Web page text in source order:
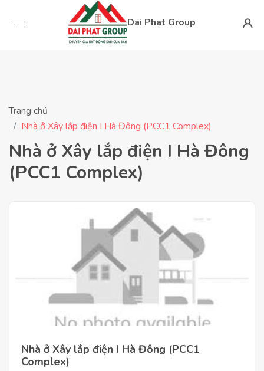
Dai Phat Group
Trang chủ
Nhà ở Xây lắp điện I Hà Đông (PCC1 Complex)
Nhà ở Xây lắp điện I Hà Đông
(PCC1 Complex)
Nhà ở Xây lắp điện I Hà Đông (PCC1
Complex)